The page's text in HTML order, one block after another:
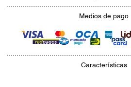
Medios de pago
Características